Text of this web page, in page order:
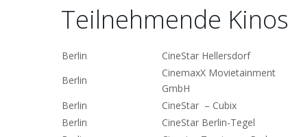
Teilnehmende Kinos
Berlin CineStar Hellersdorf
Berlin
CinemaxX Movietainment
GmbH
Berlin
CineStar – Cubix
Berlin
CineStar Berlin-Tegel